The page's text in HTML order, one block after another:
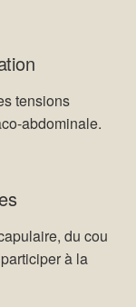
tensions
abdominale.
du cou
à la